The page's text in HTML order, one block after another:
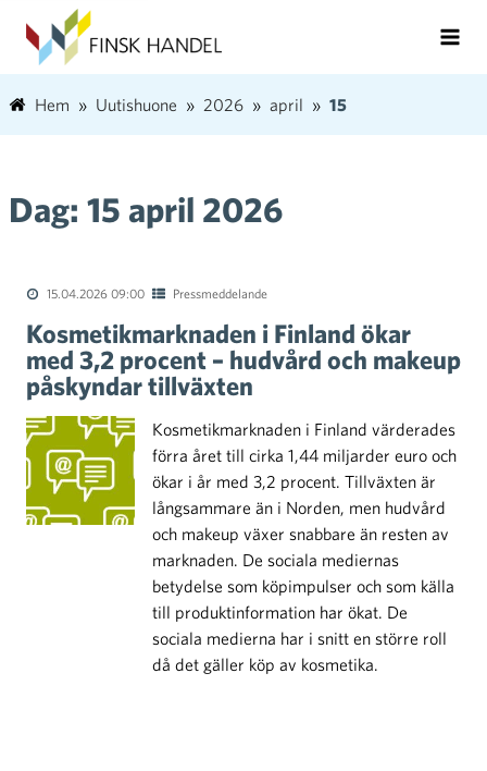
Hem Uutishuone 2026 april 15
Dag: 15 april 2026
15.04.2026 09:00 Pressmeddelande
Kosmetikmarknaden i Finland ökar
med 3,2 procent – hudvård och makeup
påskyndar tillväxten
Kosmetikmarknaden i Finland värderades
förra året till cirka 1,44 miljarder euro och
ökar i år med 3,2 procent. Tillväxten är
långsammare än i Norden, men hudvård
och makeup växer snabbare än resten av
marknaden. De sociala mediernas
betydelse som köpimpulser och som källa
till produktinformation har ökat. De
sociala medierna har i snitt en större roll
då det gäller köp av kosmetika.